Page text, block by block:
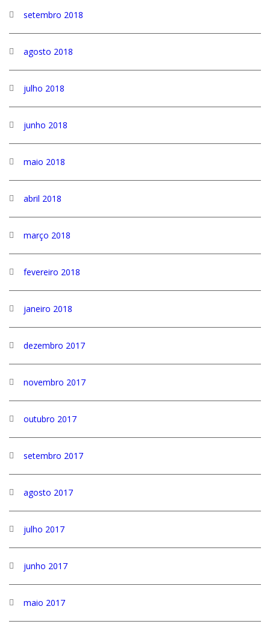
setembro 2018
agosto 2018
julho 2018
junho 2018
maio 2018
abril 2018
março 2018
fevereiro 2018
janeiro 2018
dezembro 2017
novembro 2017
outubro 2017
setembro 2017
agosto 2017
julho 2017
junho 2017
maio 2017